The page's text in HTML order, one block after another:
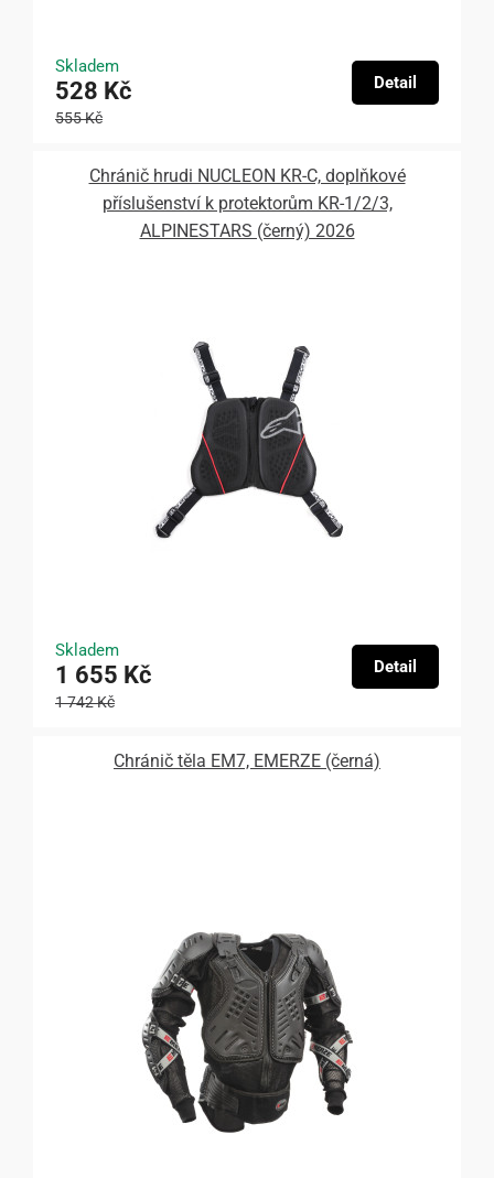
Skladem
528 Kč
555 Kč
Detail
Chránič hrudi NUCLEON KR-C, doplňkové
příslušenství k protektorům KR-1/2/3,
ALPINESTARS (černý) 2026
Skladem
1 655 Kč
1 742 Kč
Detail
Chránič těla EM7, EMERZE (černá)